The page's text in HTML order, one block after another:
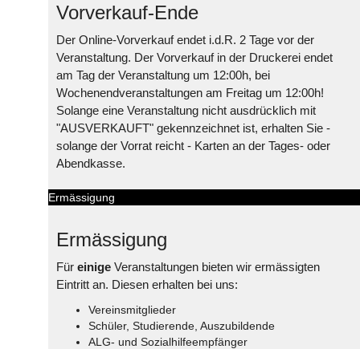
Vorverkauf-Ende
Der Online-Vorverkauf endet i.d.R. 2 Tage vor der
Veranstaltung. Der Vorverkauf in der Druckerei endet
am Tag der Veranstaltung um 12:00h, bei
Wochenendveranstaltungen am Freitag um 12:00h!
Solange eine Veranstaltung nicht ausdrücklich mit
"AUSVERKAUFT" gekennzeichnet ist, erhalten Sie -
solange der Vorrat reicht - Karten an der Tages- oder
Abendkasse.
Ermässigung
Ermässigung
Für einige Veranstaltungen bieten wir ermässigten
Eintritt an. Diesen erhalten bei uns:
Vereinsmitglieder
Schüler, Studierende, Auszubildende
ALG- und Sozialhilfeempfänger